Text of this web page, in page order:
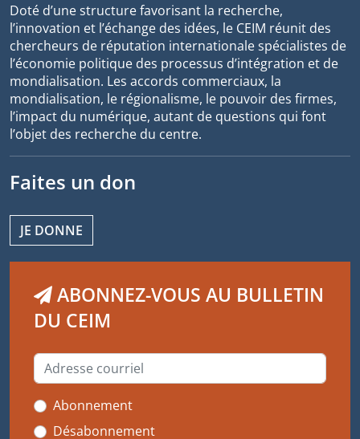
Doté d’une structure favorisant la recherche,
l’innovation et l’échange des idées, le CEIM réunit des
chercheurs de réputation internationale spécialistes de
l’économie politique des processus d’intégration et de
mondialisation. Les accords commerciaux, la
mondialisation, le régionalisme, le pouvoir des firmes,
l’impact du numérique, autant de questions qui font
l’objet des recherche du centre.
Faites un don
JE DONNE
ABONNEZ-VOUS AU BULLETIN
DU CEIM
Abonnement
Désabonnement